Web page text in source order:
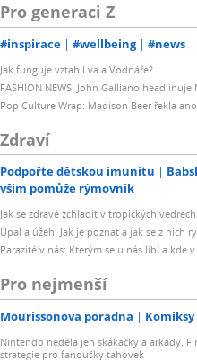
Pro generaci Z
#inspirace #wellbeing #news
Jak funguje vztah Lva a Vodnáře?
FASHION NEWS: John Galliano headlinuje
Pop Culture Wrap: Madison Beer řekla
Zdraví
Podpořte dětskou imunitu
vším pomůže rýmovník
Jak se zdravě zchladit v tropických
Úpal a úžeh: Jak je poznat a jak se z nich
Parazité v nás: Kterým se u nás líbí a kde
Pro nejmenší
Mourissonova poradna Komiksy
Nintendo nedělá jen skákačky a arkády.
strategie pro fanoušky tahovek